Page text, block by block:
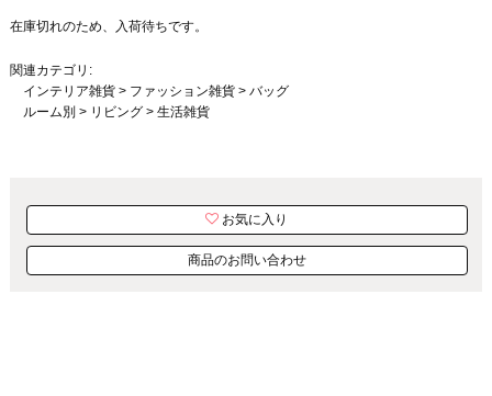
在庫切れのため、入荷待ちです。
関連カテゴリ:
インテリア雑貨> ファッション雑貨> バッグ
ルーム別 > リビング> 生活雑貨
お気に入り
商品のお問い合わせ